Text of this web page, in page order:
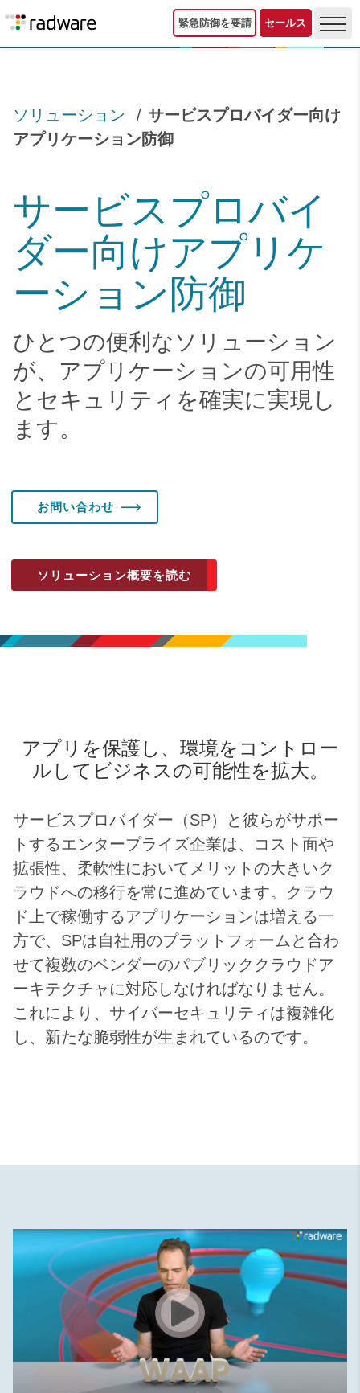
緊急防御を要請 セールス
ソリューション
サービスプロバイダー向け
アプリケーション防御
サービスプロバイ
ダー向けアプリケ
ーション防御
ひとつの便利なソリューション
が、アプリケーションの可用性
とセキュリティを確実に実現し
ます。
お問い合わせ
ソリューション概要を読む
アプリを保護し、環境をコントロー
ルしてビジネスの可能性を拡大。
サービスプロバイダー（SP）と彼らがサポー
トするエンタープライズ企業は、コスト面や
拡張性、柔軟性においてメリットの大きいク
ラウドへの移行を常に進めています。クラウ
ド上で稼働するアプリケーションは増える一
方で、SPは自社用のプラットフォームと合わ
せて複数のベンダーのパブリッククラウドア
ーキテクチャに対応しなければなりません。
これにより、サイバーセキュリティは複雑化
し、新たな脆弱性が生まれているのです。